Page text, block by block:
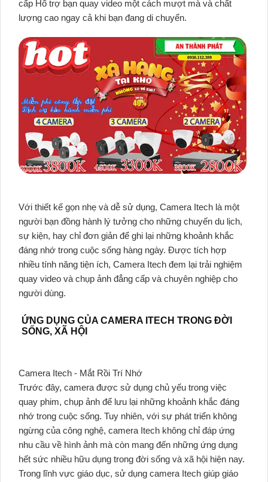
cấp Hổ trợ bạn quay video một cách mượt mà và chất
lượng cao ngay cả khi bạn đang di chuyển.
Với thiết kế gọn nhẹ và dễ sử dụng, Camera Itech là một
người bạn đồng hành lý tưởng cho những chuyến du lịch,
sự kiện, hay chỉ đơn giản để ghi lại những khoảnh khắc
đáng nhớ trong cuộc sống hàng ngày. Được tích hợp
nhiều tính năng tiện ích, Camera Itech đem lại trải nghiệm
quay video và chụp ảnh đẳng cấp và chuyên nghiệp cho
người dùng.
ỨNG DỤNG CỦA CAMERA ITECH TRONG ĐỜI
SỐNG, XÃ HỘI
Camera Itech - Mắt Rồi Trí Nhớ
Trước đây, camera được sử dụng chủ yếu trong việc
quay phim, chụp ảnh để lưu lại những khoảnh khắc đáng
nhớ trong cuộc sống. Tuy nhiên, với sự phát triển không
ngừng của công nghệ, camera Itech không chỉ đáp ứng
nhu cầu về hình ảnh mà còn mang đến những ứng dụng
hết sức nhiều hữu dụng trong đời sống và xã hội hiện nay.
Trong lĩnh vực giáo dục, sử dụng camera Itech giúp giáo